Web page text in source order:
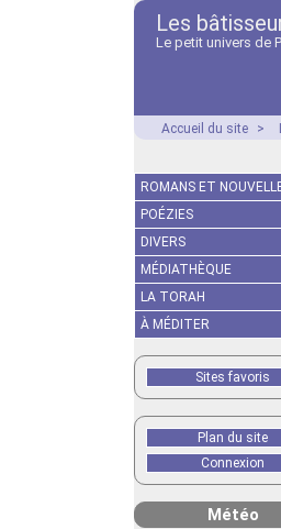
Les
Le petit univers de
Accueil du site >
ROMANS ET
POÉZIES
DIVERS
MÉDIATHÈQUE
LA TORAH
À MÉDITER
Sites favoris
Plan du site
Connexion
Météo